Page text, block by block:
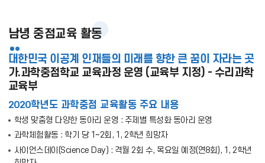
남녕 중점교육 활동
대한민국 이공계 인재들의 미래를 향한 큰 꿈이 자라는 곳
가.과학중점학교 교육과정 운영 (교육부 지정) - 수리과학
교육부
2020학년도 과학중점 교육활동 주요 내용
학생 맞춤형 다양한 동아리 운영 : 주제별 특성화 동아리 운영
과학체험활동 : 학기 당 1~2회, 1, 2학년 희망자
사이언스데이(Science Day) : 격월 2회 수, 목요일 예정(연8회), 1, 2학년